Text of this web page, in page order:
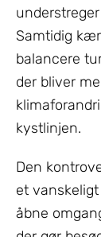
Samtidig
balancere
der bliver
kystlinjen.
Den
et
åbne